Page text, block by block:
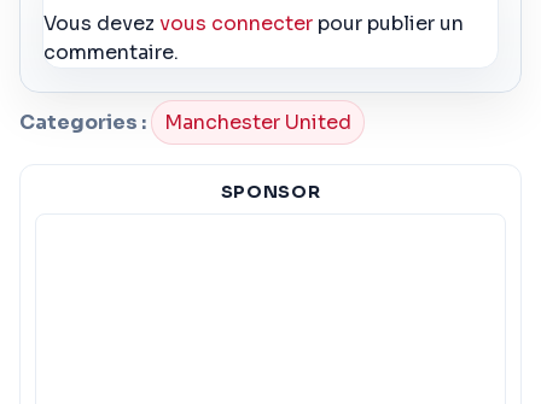
Vous devezvous connecter pour publier un
commentaire.
Categories : Manchester United
SPONSOR